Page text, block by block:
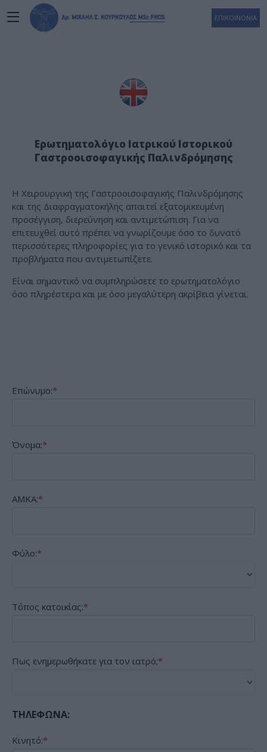
ΕΠΙΚΟΙΝΩΝΙΑ
Ερωτηματολόγιο Ιατρικού Ιστορικού
Γαστροοισοφαγικής Παλινδρόμησης
Η Χειρουργική της Γαστροοισοφαγικής Παλινδρόμησης
και της Διαφραγματοκήλης απαιτεί εξατομικευμένη
προσέγγιση, διερεύνηση και αντιμετώπιση. Για να
επιτευχθεί αυτό πρέπει να γνωρίζουμε όσο το δυνατό
περισσότερες πληροφορίες για το γενικό ιστορικό και τα
προβλήματα που αντιμετωπίζετε.
Είναι σημαντικό να συμπληρώσετε το ερωτηματολόγιο
όσο πληρέστερα και με όσο μεγαλύτερη ακρίβεια γίνεται.
Επώνυμο:*
Όνομα:*
ΑΜΚΑ:*
Φύλο:*
Τόπος κατοικίας:*
Πως ενημερωθήκατε για τον ιατρό;*
ΤΗΛΕΦΩΝΑ:
Κινητό:*